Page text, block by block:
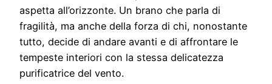
aspetta all’orizzonte. Un brano che parla di
fragilità, ma anche della forza di chi, nonostante
tutto, decide di andare avanti e di affrontare le
tempeste interiori con la stessa delicatezza
purificatrice del vento.